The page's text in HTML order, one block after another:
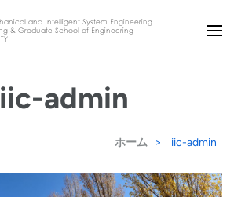
iic-admin
ホーム > iic-admin